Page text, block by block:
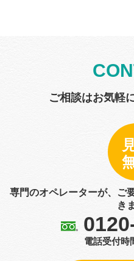
ご相談はお気軽
専門のオペレーターが、ご
き
電話受付時